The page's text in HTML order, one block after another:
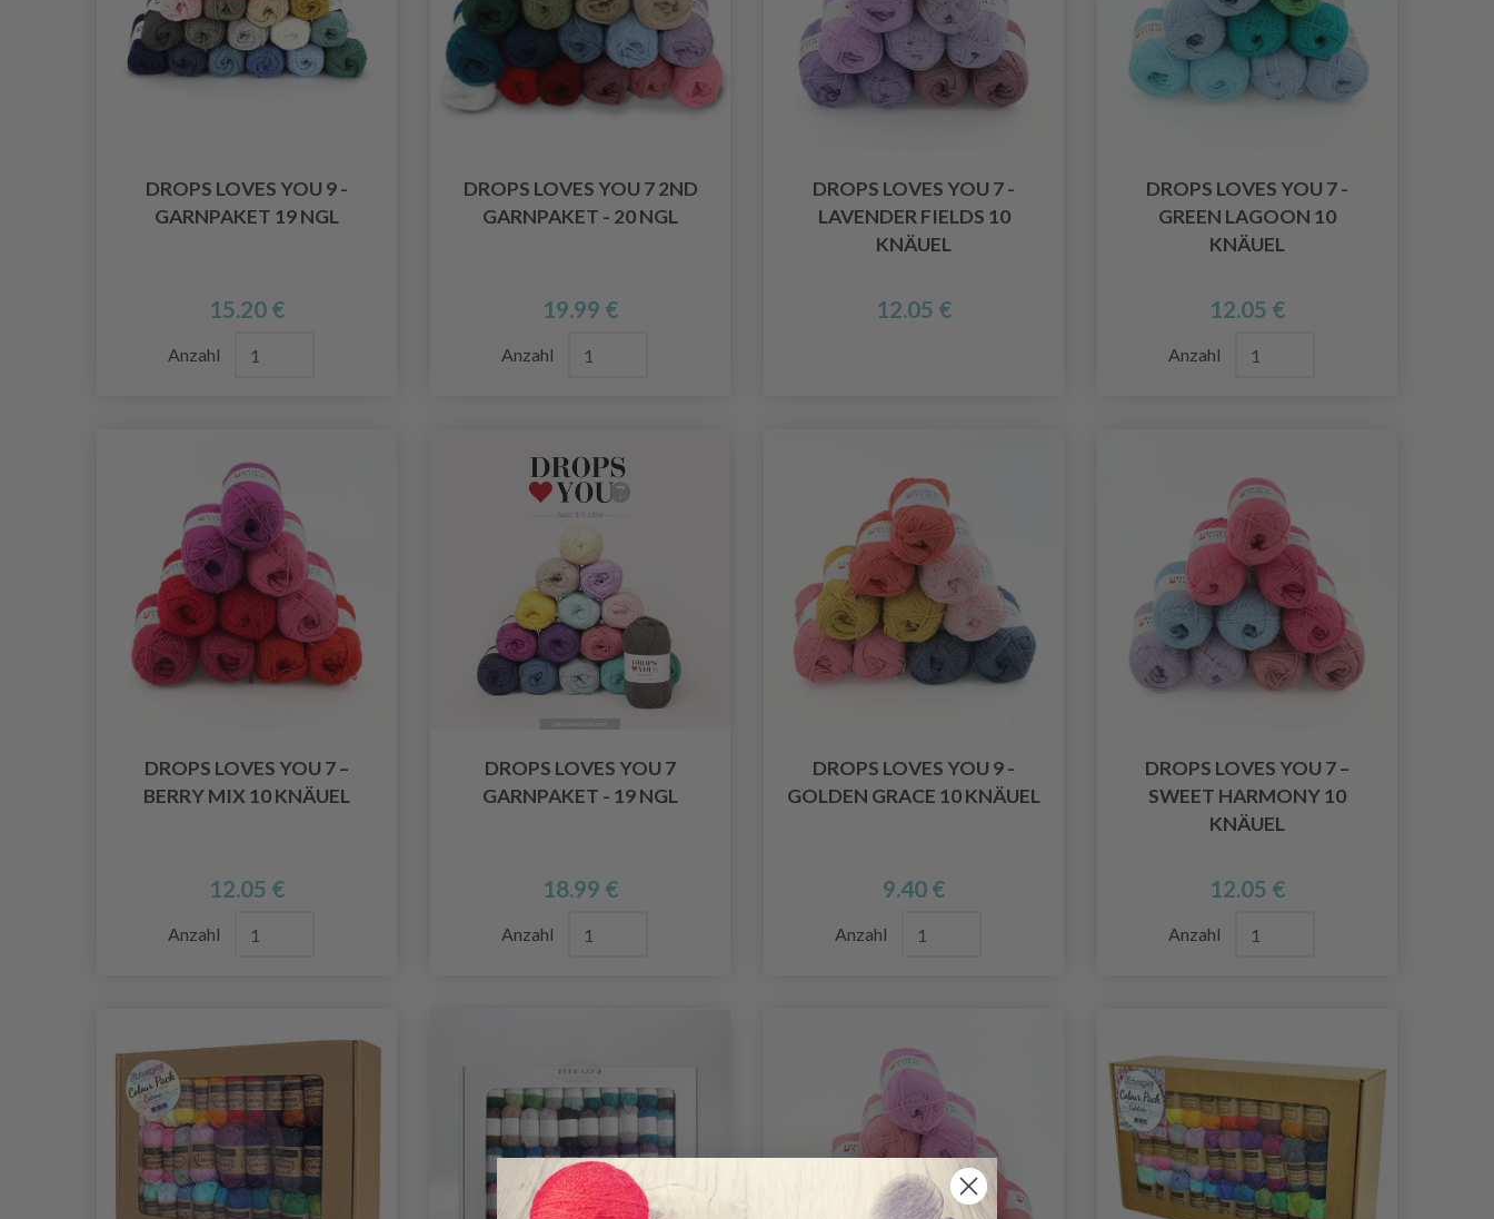
DROPS LOVES YOU 9 -
GARNPAKET 19 NGL
15.20 €
Anzahl
DROPS LOVES YOU 7 2ND
GARNPAKET - 20 NGL
19.99 €
Anzahl
DROPS LOVES YOU 7 -
LAVENDER FIELDS 10
KNÄUEL
12.05 €
DROPS LOVES YOU 7 -
GREEN LAGOON 10
KNÄUEL
12.05 €
Anzahl
DROPS LOVES YOU 7 –
BERRY MIX 10 KNÄUEL
12.05 €
Anzahl
DROPS LOVES YOU 7
GARNPAKET - 19 NGL
18.99 €
Anzahl
DROPS LOVES YOU 9 -
GOLDEN GRACE 10 KNÄUEL
9.40 €
Anzahl
DROPS LOVES YOU 7 –
SWEET HARMONY 10
KNÄUEL
12.05 €
Anzahl